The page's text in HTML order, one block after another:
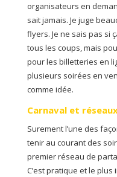
organisateurs en
sait jamais. Je juge
flyers. Je ne sais pas si
tous les coups, mais
pour les billetteries en
plusieurs soirées en
comme idée.
Carnaval et
Surement l’une des
tenir au courant des
premier réseau de
C’est pratique et le